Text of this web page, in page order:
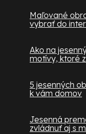
Maľované
vybrať do
Ako na
motívy, ktoré
5 jesenných
k vám domov
Jesenná
zvládnuť aj s